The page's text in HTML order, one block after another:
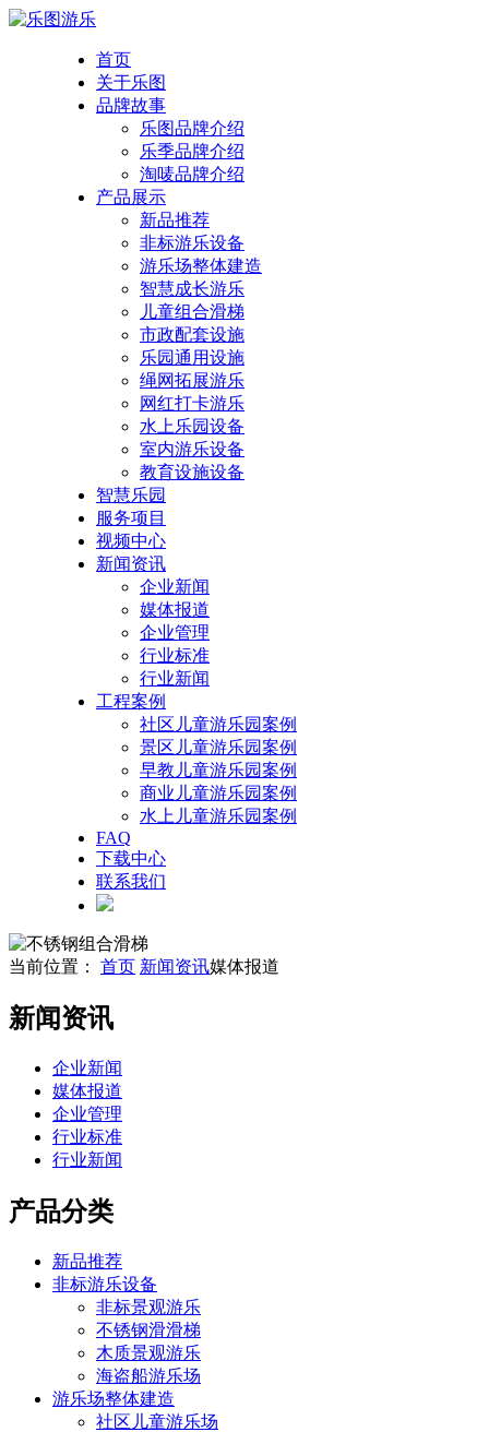
首页
关于乐图
品牌故事
乐图品牌介绍
乐季品牌介绍
淘唛品牌介绍
产品展示
新品推荐
非标游乐设备
游乐场整体建造
智慧成长游乐
儿童组合滑梯
市政配套设施
乐园通用设施
绳网拓展游乐
网红打卡游乐
水上乐园设备
室内游乐设备
教育设施设备
智慧乐园
服务项目
视频中心
新闻资讯
企业新闻
媒体报道
企业管理
行业标准
行业新闻
工程案例
社区儿童游乐园案例
景区儿童游乐园案例
早教儿童游乐园案例
商业儿童游乐园案例
水上儿童游乐园案例
FAQ
下载中心
联系我们
当前位置： 首页 新闻资讯媒体报道
新闻资讯
企业新闻
媒体报道
企业管理
行业标准
行业新闻
产品分类
新品推荐
非标游乐设备
非标景观游乐
不锈钢滑滑梯
木质景观游乐
海盗船游乐场
游乐场整体建造
社区儿童游乐场